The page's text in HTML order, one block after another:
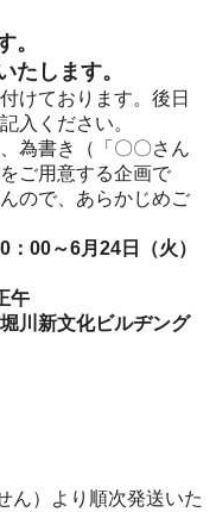
。
します。
けております。後日
入ください。
為書き（「〇〇さん
ご用意する企画で
ので、あらかじめご
：00～6月24日（火）
午
川新文化ビルヂング
）より順次発送いた